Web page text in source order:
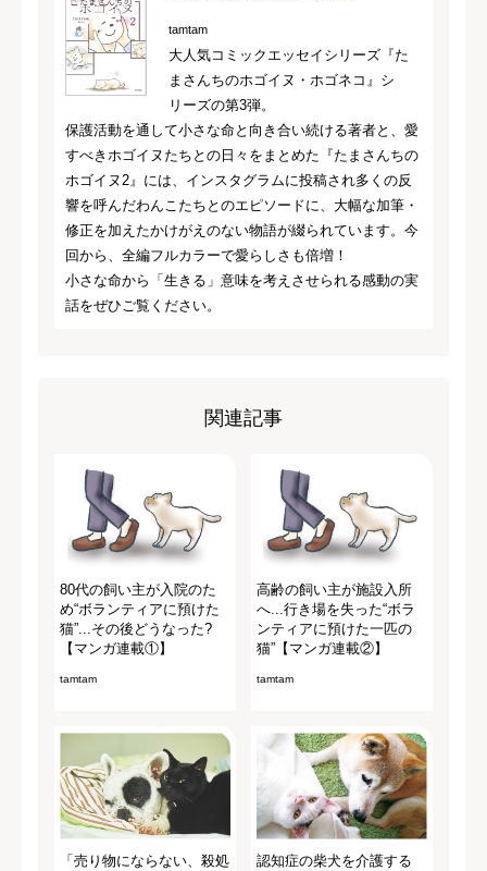
tamtam
大人気コミックエッセイシリーズ『た
まさんちのホゴイヌ・ホゴネコ』シ
リーズの第3弾。
保護活動を通して小さな命と向き合い続ける著者と、愛
すべきホゴイヌたちとの日々をまとめた『たまさんちの
ホゴイヌ2』には、インスタグラムに投稿され多くの反
響を呼んだわんこたちとのエピソードに、大幅な加筆・
修正を加えたかけがえのない物語が綴られています。今
回から、全編フルカラーで愛らしさも倍増！
小さな命から「生きる」意味を考えさせられる感動の実
話をぜひご覧ください。
関連記事
80代の飼い主が入院のた
め“ボランティアに預けた
猫”...その後どうなった?
【マンガ連載①】
tamtam
高齢の飼い主が施設入所
へ...行き場を失った“ボラ
ンティアに預けた一匹の
猫”【マンガ連載②】
tamtam
「売り物にならない、殺処
認知症の柴犬を介護する